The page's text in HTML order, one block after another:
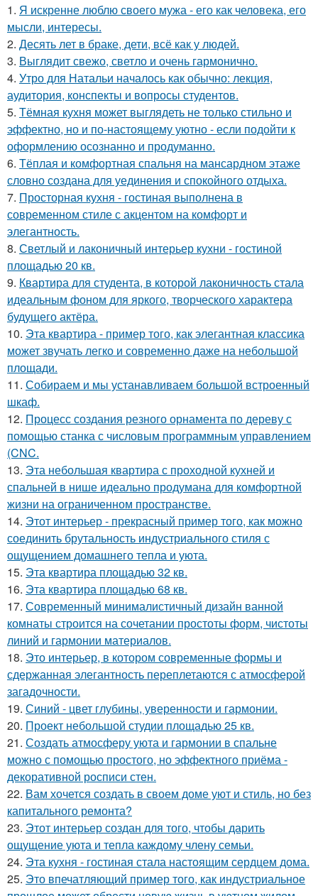
1. Я искренне люблю своего мужа - его как человека, его
мысли, интересы.
2. Десять лет в браке, дети, всё как у людей.
3. Выглядит свежо, светло и очень гармонично.
4. Утро для Натальи началось как обычно: лекция,
аудитория, конспекты и вопросы студентов.
5. Тёмная кухня может выглядеть не только стильно и
эффектно, но и по-настоящему уютно - если подойти к
оформлению осознанно и продуманно.
6. Тёплая и комфортная спальня на мансардном этаже
словно создана для уединения и спокойного отдыха.
7. Просторная кухня - гостиная выполнена в
современном стиле с акцентом на комфорт и
элегантность.
8. Светлый и лаконичный интерьер кухни - гостиной
площадью 20 кв.
9. Квартира для студента, в которой лаконичность стала
идеальным фоном для яркого, творческого характера
будущего актёра.
10. Эта квартира - пример того, как элегантная классика
может звучать легко и современно даже на небольшой
площади.
11. Собираем и мы устанавливаем большой встроенный
шкаф.
12. Процесс создания резного орнамента по дереву с
помощью станка с числовым программным управлением
(CNC.
13. Эта небольшая квартира с проходной кухней и
спальней в нише идеально продумана для комфортной
жизни на ограниченном пространстве.
14. Этот интерьер - прекрасный пример того, как можно
соединить брутальность индустриального стиля с
ощущением домашнего тепла и уюта.
15. Эта квартира площадью 32 кв.
16. Эта квартира площадью 68 кв.
17. Современный минималистичный дизайн ванной
комнаты строится на сочетании простоты форм, чистоты
линий и гармонии материалов.
18. Это интерьер, в котором современные формы и
сдержанная элегантность переплетаются с атмосферой
загадочности.
19. Синий - цвет глубины, уверенности и гармонии.
20. Проект небольшой студии площадью 25 кв.
21. Создать атмосферу уюта и гармонии в спальне
можно с помощью простого, но эффектного приёма -
декоративной росписи стен.
22. Вам хочется создать в своем доме уют и стиль, но без
капитального ремонта?
23. Этот интерьер создан для того, чтобы дарить
ощущение уюта и тепла каждому члену семьи.
24. Эта кухня - гостиная стала настоящим сердцем дома.
25. Это впечатляющий пример того, как индустриальное